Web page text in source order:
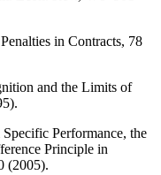
in Contracts, 78
and the Limits of
Performance, the
Principle in
(2005).